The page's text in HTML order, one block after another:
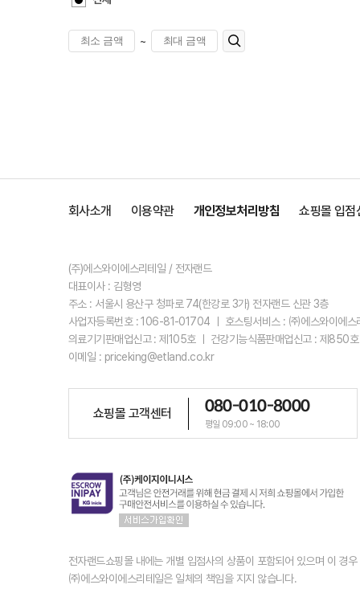
~
회사소개 이용약관 개인정보처리방침 쇼핑몰 입점
(주)에스와이에스리테일 / 전자랜드
대표이사 : 김형영
주소 : 서울시 용산구 청파로 74(한강로 3가) 전자랜드 신관 3층
사업자등록번호 : 106-81-01704 ㅣ 호스팅서비스 : ㈜에스와이에
의료기기판매업신고 : 제105호 ㅣ 건강기능식품판매업신고 : 제850
이메일 : priceking@etland.co.kr
쇼핑몰 고객센터 080-010-8000
평일 09:00 ~ 18:00
전자랜드쇼핑몰 내에는 개별 입점사의 상품이 포함되어 있으며 이 경
㈜에스와이에스리테일은 일체의 책임을 지지 않습니다.